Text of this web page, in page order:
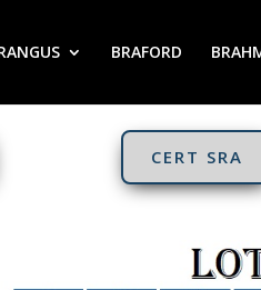
BRAFORD
CERT SRA